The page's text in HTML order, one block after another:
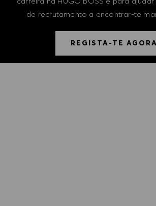
de recrutamento a encontrar-te
REGISTA-TE AGORA